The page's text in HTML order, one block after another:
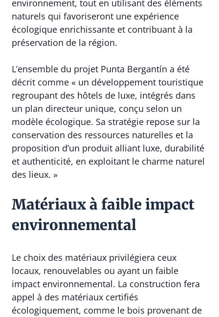
environnement, tout en utilisant des éléments
naturels qui favoriseront une expérience
écologique enrichissante et contribuant à la
préservation de la région.
L’ensemble du projet Punta Bergantín a été
décrit comme « un développement touristique
regroupant des hôtels de luxe, intégrés dans
un plan directeur unique, conçu selon un
modèle écologique. Sa stratégie repose sur la
conservation des ressources naturelles et la
proposition d’un produit alliant luxe, durabilité
et authenticité, en exploitant le charme naturel
des lieux. »
Matériaux à faible impact
environnemental
Le choix des matériaux privilégiera ceux
locaux, renouvelables ou ayant un faible
impact environnemental. La construction fera
appel à des matériaux certifiés
écologiquement, comme le bois provenant de